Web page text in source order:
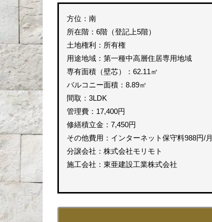
方位：南
所在階：6階（登記上5階）
土地権利：所有権
用途地域：第一種中高層住居専用地域
専有面積（壁芯）：62.11㎡
バルコニー面積：8.89㎡
間取：3LDK
管理費：17,400円
修繕積立金：7,450円
その他費用：インターネット保守料988円/月
分譲会社：株式会社モリモト
施工会社：東亜建設工業株式会社